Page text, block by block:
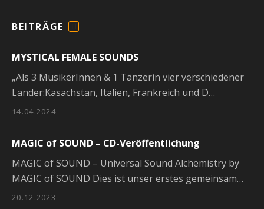
BEITRÄGE
E
MYSTICAL FEMALE SOUNDS
14.04.2024
„Als 3 MusikerInnen & 1 Tänzerin vier verschiedener
Länder:Kasachstan, Italien, Frankreich und D…
MAGIC of SOUND – CD-Veröffentlichung
20.12.2023
MAGIC of SOUND – Universal Sound Alchemistry by
MAGIC of SOUND Dies ist unser erstes gemeinsam…